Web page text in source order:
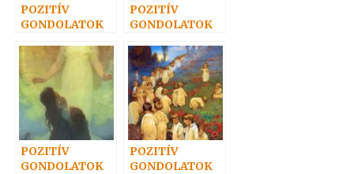
POZITÍV
GONDOLATOK
POZITÍV
GONDOLATOK
POZITÍV
GONDOLATOK
POZITÍV
GONDOLATOK